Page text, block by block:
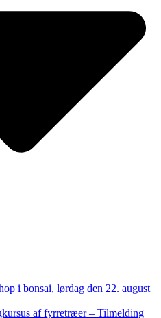
i bonsai, lørdag den 22. august
af fyrretræer – Tilmelding